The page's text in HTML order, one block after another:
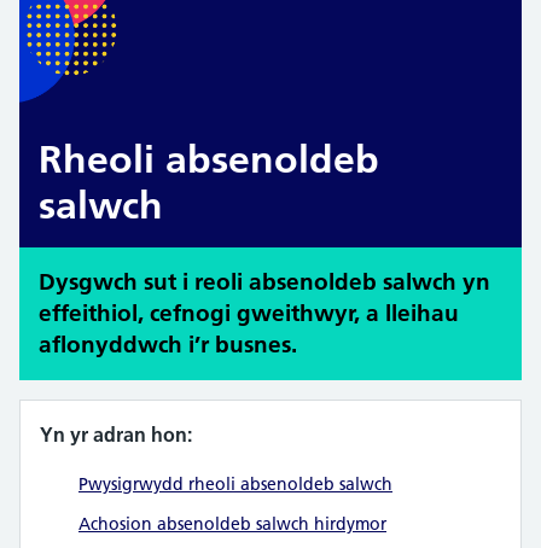
Rheoli absenoldeb
salwch
Dysgwch sut i reoli absenoldeb salwch yn
effeithiol, cefnogi gweithwyr, a lleihau
aflonyddwch i’r busnes.
Yn yr adran hon:
Pwysigrwydd rheoli absenoldeb salwch
Achosion absenoldeb salwch hirdymor